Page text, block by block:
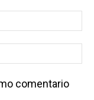
comentario